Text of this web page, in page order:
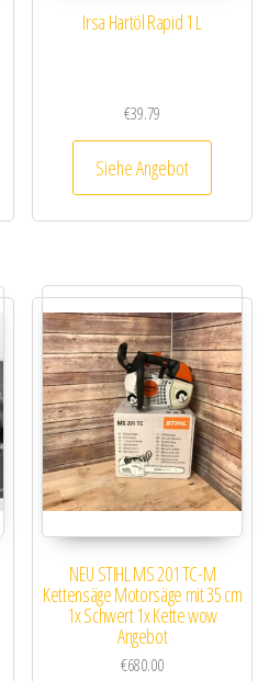
Irsa Hartöl Rapid 1 L
€39.79
Siehe Angebot
NEU STIHL MS 201 TC-M
Kettensäge Motorsäge mit 35 cm
1x Schwert 1x Kette wow
Angebot
€680.00